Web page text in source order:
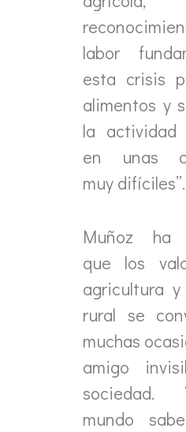
labor
esta crisis
alimentos y
la actividad
en unas
muy difíciles”.
Muñoz ha
que los
agricultura
rural se
muchas
amigo
sociedad.
mundo